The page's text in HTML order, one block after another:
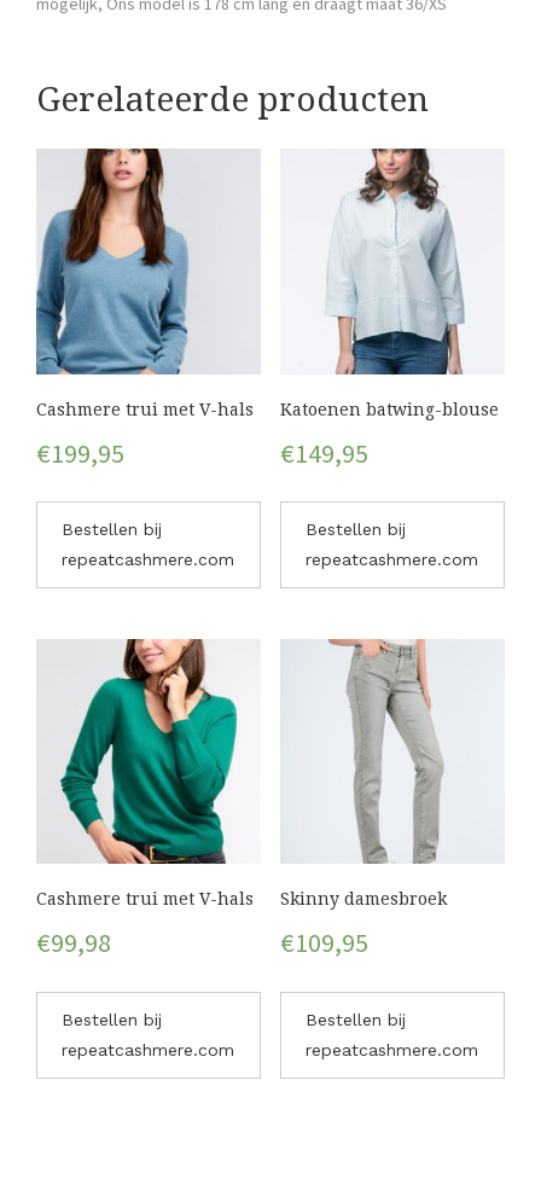
Gerelateerde producten
Cashmere trui met V-hals
€199,95
Bestellen bij
repeatcashmere.com
Katoenen batwing-blouse
€149,95
Bestellen bij
repeatcashmere.com
Cashmere trui met V-hals
€99,98
Bestellen bij
repeatcashmere.com
Skinny damesbroek
€109,95
Bestellen bij
repeatcashmere.com